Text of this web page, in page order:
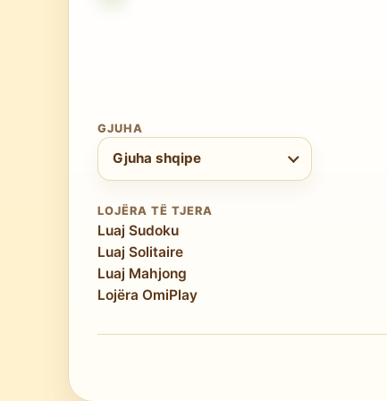
GJUHA
Zgjidh gjuhën
Gjuha shqipe
LOJËRA TË TJERA
Luaj Sudoku
Luaj Solitaire
Luaj Mahjong
Lojëra OmiPlay